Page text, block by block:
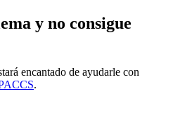
y no consigue
encantado de ayudarle con
.